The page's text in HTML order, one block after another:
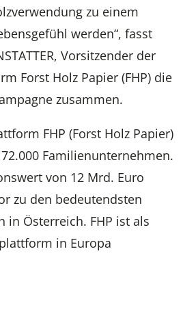
zu einem
werden“, fasst
Vorsitzender der
Forst Holz Papier (FHP) die
zusammen.
FHP (Forst Holz Papier)
Familienunternehmen.
von 12 Mrd. Euro
zu den bedeutendsten
in Österreich. FHP ist als
in Europa